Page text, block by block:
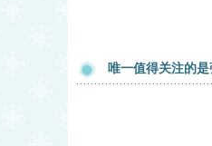
唯一值得关注的